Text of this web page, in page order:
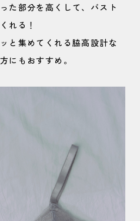
た部分を高くして、バスト
れる！
と集めてくれる脇高設計な
にもおすすめ。